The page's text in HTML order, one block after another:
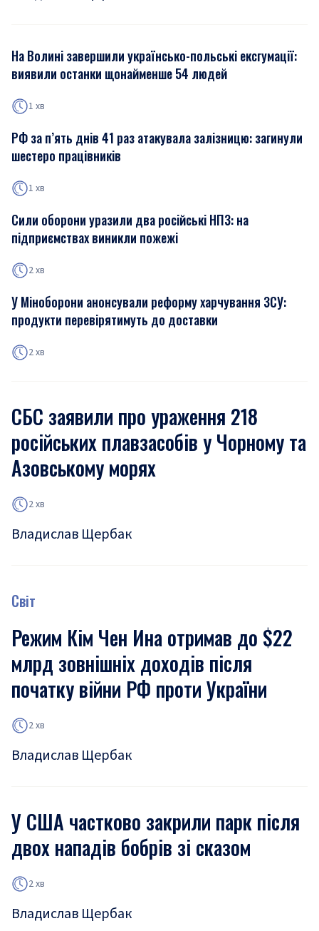
На Волині завершили українсько-польські ексгумації:
виявили останки щонайменше 54 людей
1 хв
РФ за п’ять днів 41 раз атакувала залізницю: загинули
шестеро працівників
1 хв
Сили оборони уразили два російські НПЗ: на
підприємствах виникли пожежі
2 хв
У Міноборони анонсували реформу харчування ЗСУ:
продукти перевірятимуть до доставки
2 хв
СБС заявили про ураження 218
російських плавзасобів у Чорному та
Азовському морях
2 хв
Владислав Щербак
Світ
Режим Кім Чен Ина отримав до $22
млрд зовнішніх доходів після
початку війни РФ проти України
2 хв
Владислав Щербак
У США частково закрили парк після
двох нападів бобрів зі сказом
2 хв
Владислав Щербак